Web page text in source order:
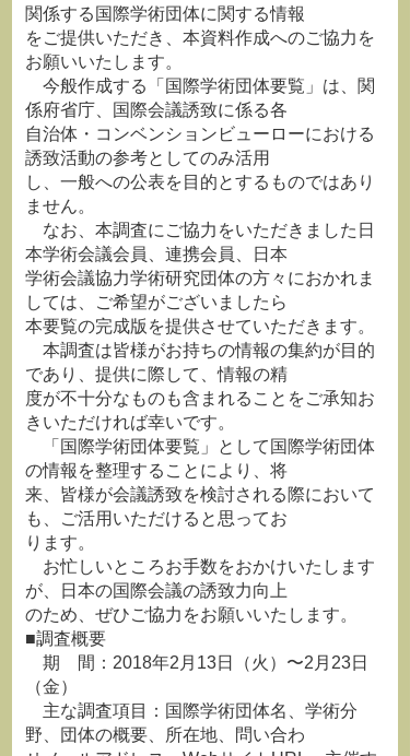
関係する国際学術団体に関する情報
をご提供いただき、本資料作成へのご協力を
お願いいたします。
今般作成する「国際学術団体要覧」は、関
係府省庁、国際会議誘致に係る各
自治体・コンベンションビューローにおける
誘致活動の参考としてのみ活用
し、一般への公表を目的とするものではあり
ません。
なお、本調査にご協力をいただきました日
本学術会議会員、連携会員、日本
学術会議協力学術研究団体の方々におかれま
しては、ご希望がございましたら
本要覧の完成版を提供させていただきます。
本調査は皆様がお持ちの情報の集約が目的
であり、提供に際して、情報の精
度が不十分なものも含まれることをご承知お
きいただければ幸いです。
「国際学術団体要覧」として国際学術団体
の情報を整理することにより、将
来、皆様が会議誘致を検討される際において
も、ご活用いただけると思ってお
ります。
お忙しいところお手数をおかけいたします
が、日本の国際会議の誘致力向上
のため、ぜひご協力をお願いいたします。
■調査概要
期 間：2018年2月13日（火）〜2月23日
（金）
主な調査項目：国際学術団体名、学術分
野、団体の概要、所在地、問い合わ